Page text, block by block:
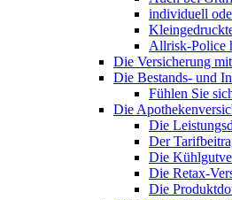
individuell
Allrisk-Police
Die Versicherung
Die Bestands- und
Fühlen Sie
Die
Die
Der
Die
Die Retax-
Die